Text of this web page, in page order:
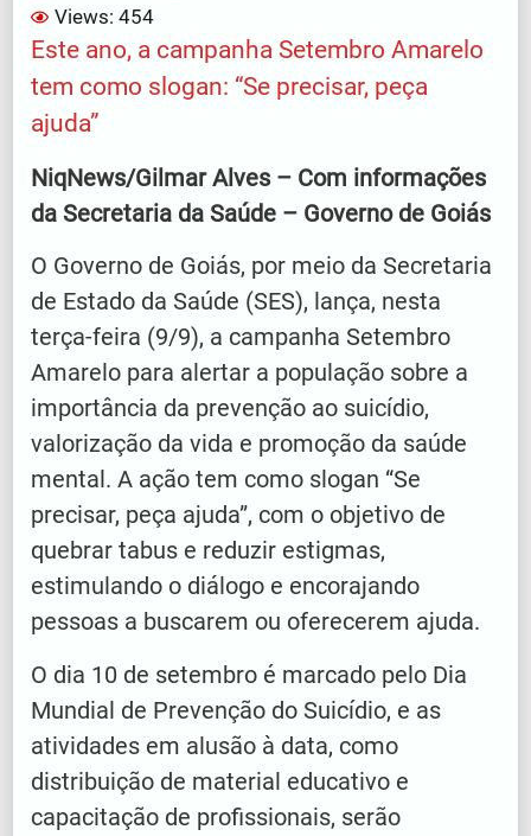
Views: 454
Este ano, a campanha Setembro Amarelo
tem como slogan: “Se precisar, peça
ajuda”
NiqNews/Gilmar Alves – Com informações
da Secretaria da Saúde – Governo de Goiás
O Governo de Goiás, por meio da Secretaria
de Estado da Saúde (SES), lança, nesta
terça-feira (9/9), a campanha Setembro
Amarelo para alertar a população sobre a
importância da prevenção ao suicídio,
valorização da vida e promoção da saúde
mental. A ação tem como slogan “Se
precisar, peça ajuda”, com o objetivo de
quebrar tabus e reduzir estigmas,
estimulando o diálogo e encorajando
pessoas a buscarem ou oferecerem ajuda.
O dia 10 de setembro é marcado pelo Dia
Mundial de Prevenção do Suicídio, e as
atividades em alusão à data, como
distribuição de material educativo e
capacitação de profissionais, serão